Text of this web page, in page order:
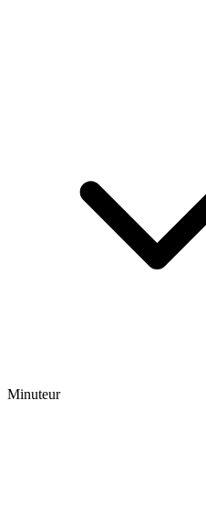
Minuteur